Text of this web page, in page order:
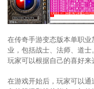
在传奇手游变态版本单职
业，包括战士、法师、道士
玩家可以根据自己的喜好来
在游戏开始后，玩家可以